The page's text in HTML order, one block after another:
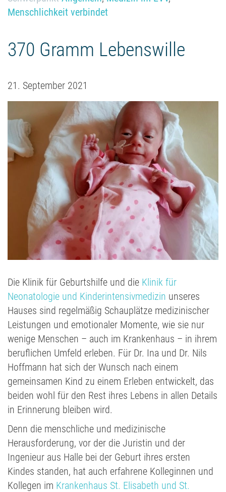
Menschlichkeit verbindet
370 Gramm Lebenswille
21. September 2021
Die Klinik für Geburtshilfe und die Klinik für
Neonatologie und Kinderintensivmedizin unseres
Hauses sind regelmäßig Schauplätze medizinischer
Leistungen und emotionaler Momente, wie sie nur
wenige Menschen – auch im Krankenhaus – in ihrem
beruflichen Umfeld erleben. Für Dr. Ina und Dr. Nils
Hoffmann hat sich der Wunsch nach einem
gemeinsamen Kind zu einem Erleben entwickelt, das
beiden wohl für den Rest ihres Lebens in allen Details
in Erinnerung bleiben wird.
Denn die menschliche und medizinische
Herausforderung, vor der die Juristin und der
Ingenieur aus Halle bei der Geburt ihres ersten
Kindes standen, hat auch erfahrene Kolleginnen und
Kollegen im Krankenhaus St. Elisabeth und St.